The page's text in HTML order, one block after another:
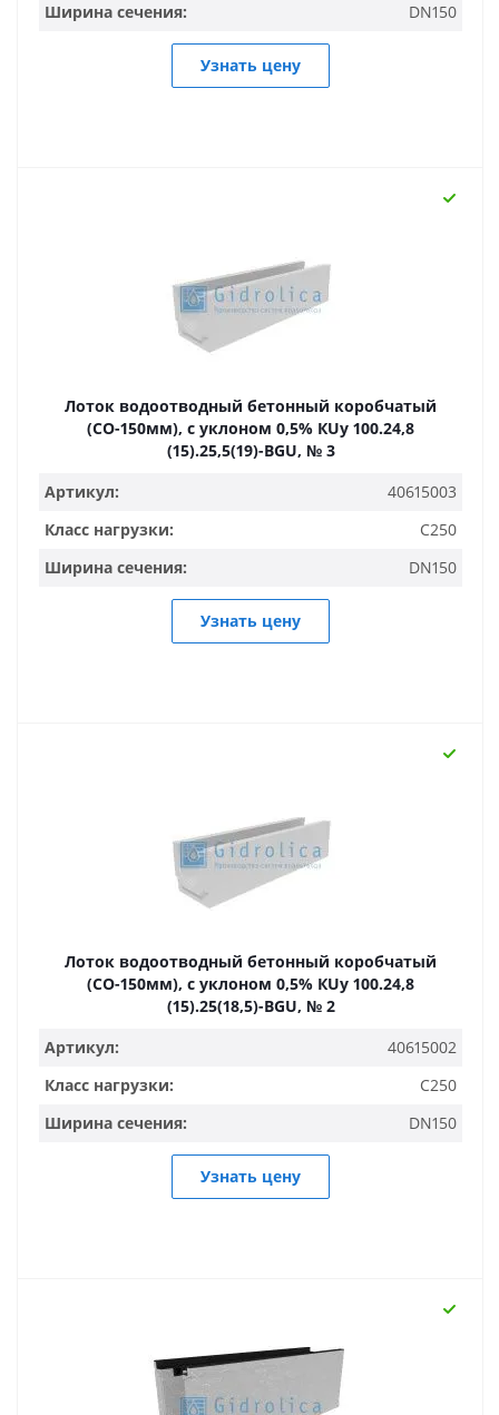
Ширина сечения:
DN150
Узнать цену
Лоток водоотводный бетонный коробчатый
(СО-150мм), с уклоном 0,5% КUу 100.24,8
(15).25,5(19)-BGU, № 3
Артикул:
40615003
Класс нагрузки:
C250
Ширина сечения:
DN150
Узнать цену
Лоток водоотводный бетонный коробчатый
(СО-150мм), с уклоном 0,5% КUу 100.24,8
(15).25(18,5)-BGU, № 2
Артикул:
40615002
Класс нагрузки:
C250
Ширина сечения:
DN150
Узнать цену